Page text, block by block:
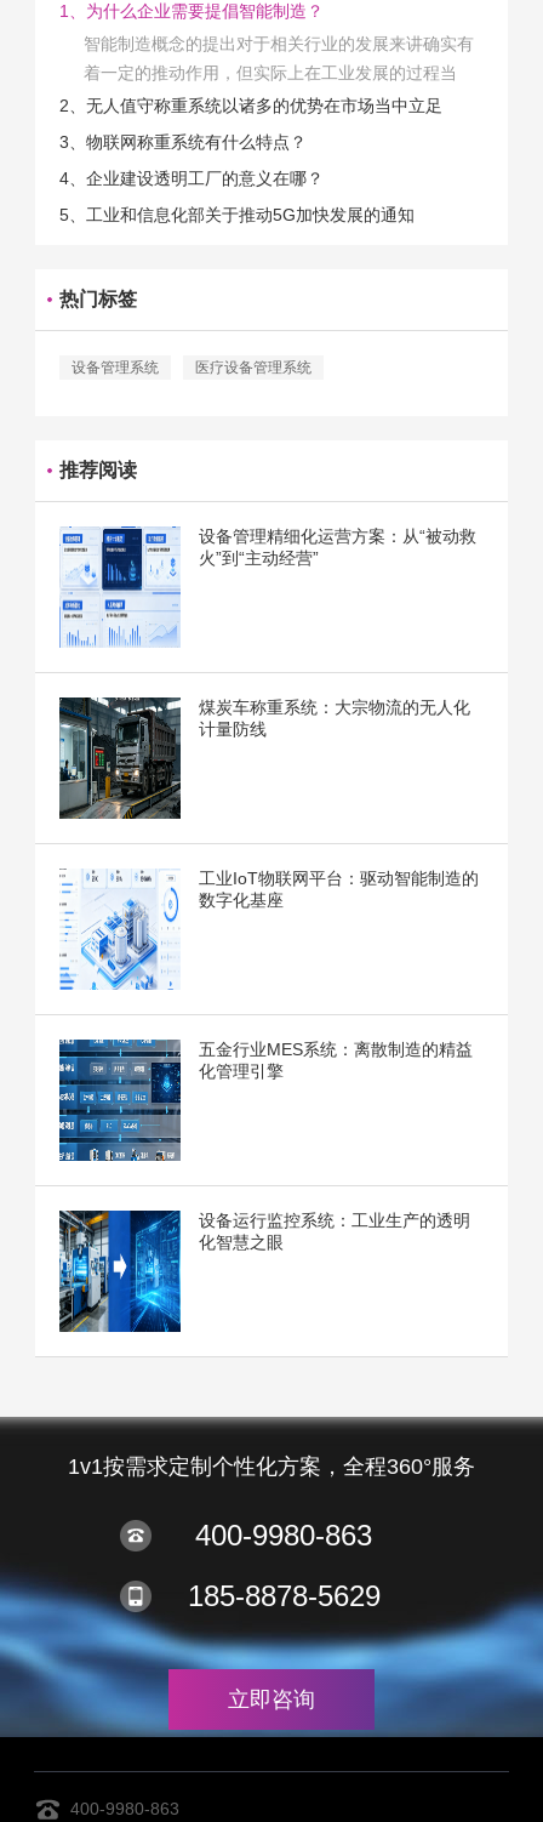
1、为什么企业需要提倡智能制造？
智能制造概念的提出对于相关行业的发展来讲确实有
着一定的推动作用，但实际上在工业发展的过程当
中，能够推动相关产业发展的具体结束是非常的多
的。那么为什么企业一定需要...
2、无人值守称重系统以诸多的优势在市场当中立足
3、物联网称重系统有什么特点？
4、企业建设透明工厂的意义在哪？
5、工业和信息化部关于推动5G加快发展的通知
热门标签
设备管理系统 医疗设备管理系统
推荐阅读
设备管理精细化运营方案：从“被动救
火”到“主动经营”
煤炭车称重系统：大宗物流的无人化
计量防线
工业IoT物联网平台：驱动智能制造的
数字化基座
五金行业MES系统：离散制造的精益
化管理引擎
设备运行监控系统：工业生产的透明
化智慧之眼
1v1按需求定制个性化方案，全程360°服务
400-9980-863
185-8878-5629
立即咨询
400-9980-863